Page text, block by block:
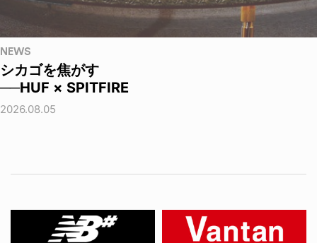
NEWS
シカゴを焦がす
──HUF × SPITFIRE
2026.08.05